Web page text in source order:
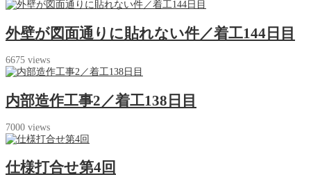
外壁が図面通りに貼れない件／着工144日目
6675 views
内部造作工事2／着工138日目
7000 views
仕様打合せ第4回